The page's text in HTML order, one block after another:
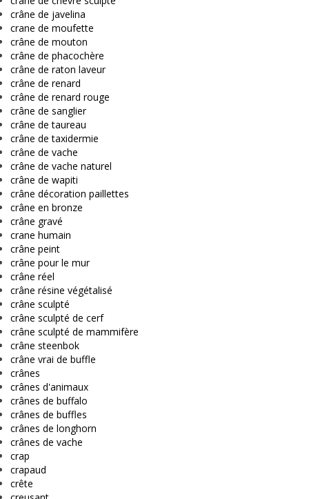
crâne de javelina
crane de moufette
crâne de mouton
crâne de phacochère
crâne de raton laveur
crâne de renard
crâne de renard rouge
crâne de sanglier
crâne de taureau
crâne de taxidermie
crâne de vache
crâne de vache naturel
crâne de wapiti
crâne décoration paillettes
crâne en bronze
crâne gravé
crane humain
crâne peint
crâne pour le mur
crâne réel
crâne résine végétalisé
crâne sculpté
crâne sculpté de cerf
crâne sculpté de mammifère
crâne steenbok
crâne vrai de buffle
crânes
crânes d'animaux
crânes de buffalo
crânes de buffles
crânes de longhorn
crânes de vache
crap
crapaud
crête